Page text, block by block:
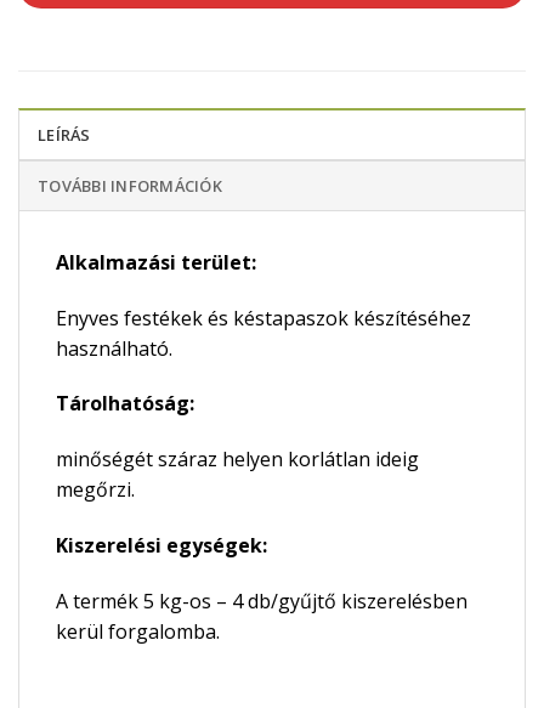
LEÍRÁS
TOVÁBBI INFORMÁCIÓK
Alkalmazási terület:
Enyves festékek és késtapaszok készítéséhez
használható.
Tárolhatóság:
minőségét száraz helyen korlátlan ideig
megőrzi.
Kiszerelési egységek:
A termék 5 kg-os – 4 db/gyűjtő kiszerelésben
kerül forgalomba.